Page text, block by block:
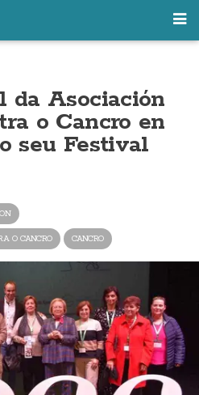
da Asociación
o Cancro en
seu Festival
O CANCRO CANCRO